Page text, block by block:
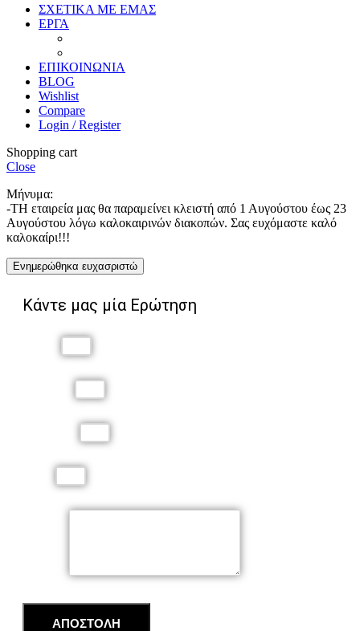
ΣΧΕΤΙΚΑ ΜΕ ΕΜΑΣ
ΕΡΓΑ
ΕΠΙΚΟΙΝΩΝΙΑ
BLOG
Wishlist
Compare
Login / Register
Shopping cart
Close
Μήνυμα:
-ΤΗ εταιρεία μας θα παραμείνει κλειστή από 1 Αυγούστου έως 23
Αυγούστου λόγω καλοκαιρινών διακοπών. Σας ευχόμαστε καλό
καλοκαίρι!!!
Ενημερώθηκα ευχασριστώ
Κάντε μας μία Ερώτηση
ΑΠΟΣΤΟΛΗ